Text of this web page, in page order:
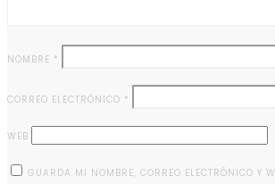
NOMBRE *
CORREO ELECTRÓNICO *
WEB
GUARDA MI NOMBRE, CORREO ELECTRÓNICO Y